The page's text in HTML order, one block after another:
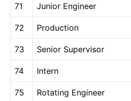
71 Junior Engineer
72 Production
73 Senior Supervisor
74 Intern
75 Rotating Engineer